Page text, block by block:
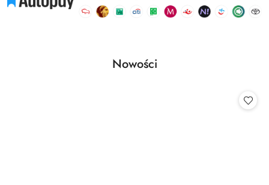
Pomiń karuzelę produktów
Produkty
Nowości